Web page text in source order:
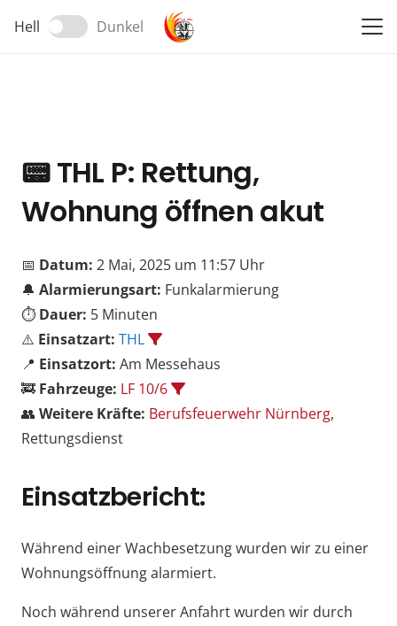
Hell Dunkel
📟THL P: Rettung,
Wohnung öffnen akut
📅 Datum: 2 Mai, 2025 um 11:57 Uhr
🔔 Alarmierungsart: Funkalarmierung
⏱️ Dauer: 5 Minuten
⚠️ Einsatzart: THL
📍 Einsatzort: Am Messehaus
🚒 Fahrzeuge: LF 10/6
👥 Weitere Kräfte: Berufsfeuerwehr Nürnberg,
Rettungsdienst
Einsatzbericht:
Während einer Wachbesetzung wurden wir zu einer
Wohnungsöffnung alarmiert.
Noch während unserer Anfahrt wurden wir durch